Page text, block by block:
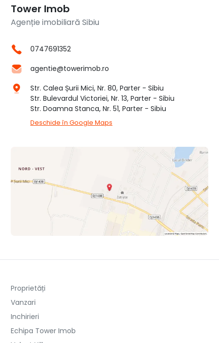
Tower Imob
Agenție imobiliară Sibiu
0747691352
agentie@towerimob.ro
Str. Calea Șurii Mici, Nr. 80, Parter - Sibiu
Str. Bulevardul Victoriei, Nr. 13, Parter - Sibiu
Str. Doamna Stanca, Nr. 51, Parter - Sibiu
Deschide în Google Maps
Proprietăți
Vanzari
Inchirieri
Echipa Tower Imob